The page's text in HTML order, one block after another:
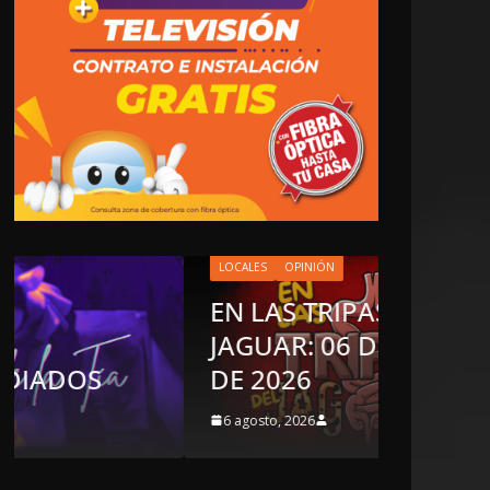
LOCALES
EN LAS TRIPAS DEL
JAGUAR: 06 DE AGOSTO
DE 2026